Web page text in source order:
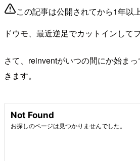
この記事は公開されてから1年以
ドウモ、最近逆足でカットインして
さて、reinventがいつの間にか始ま
きます。